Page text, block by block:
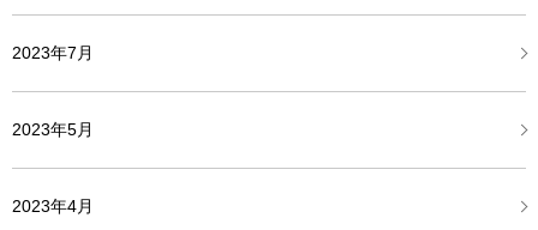
2023年7月
2023年5月
2023年4月